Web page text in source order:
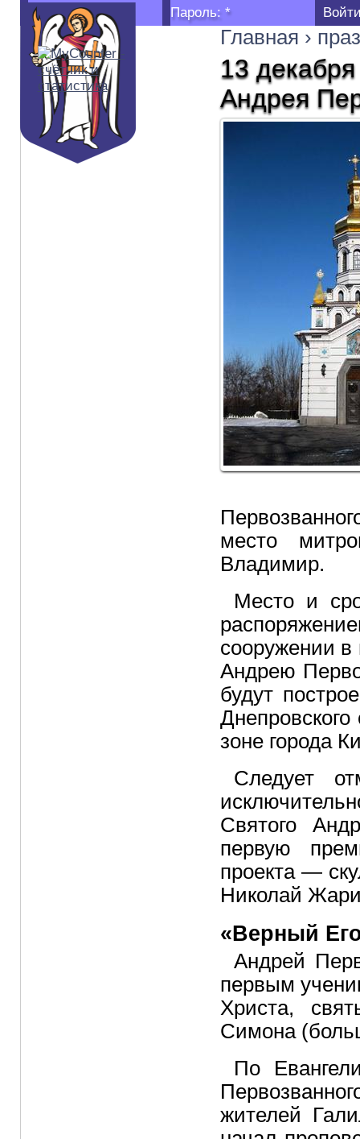
Логин:* Пароль: *
Главная ›
13
Андрея
место
Владимир.
Место и
сооружении в
Андрею
будут
зоне города
Следует
Святого
первую
проекта —
Николай
«Верный
Андрей
первым
Христа,
Симона
По
жителей